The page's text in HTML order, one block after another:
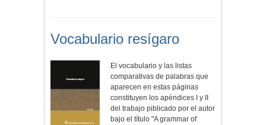
Vocabulario resígaro
El vocabulario y las listas
comparativas de palabras que
aparecen en estas páginas
constituyen los apéndices I y II
del trabajo piblicado por el autor
bajo el título "A grammar of